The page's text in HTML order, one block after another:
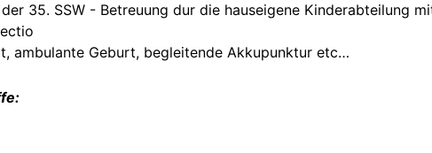
35. SSW - Betreuung dur die hauseigene Kinderabteilung
ambulante Geburt, begleitende Akkupunktur etc…